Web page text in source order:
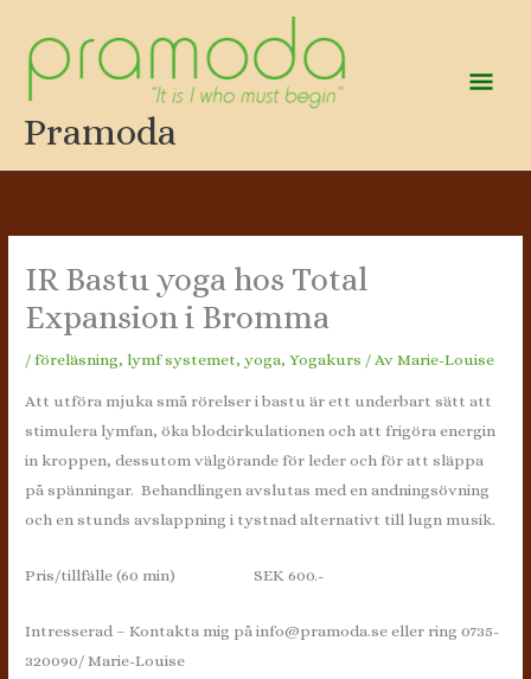
innehåll
Pramoda
IR Bastu yoga hos Total
Expansion i Bromma
/föreläsning, lymf systemet,yoga,Yogakurs / AvMarie-Louise
Att utföra mjuka små rörelser i bastu är ett underbart sätt att
stimulera lymfan, öka blodcirkulationen och att frigöra energin
in kroppen, dessutom välgörande för leder och för att släppa
på spänningar. Behandlingen avslutas med en andningsövning
och en stunds avslappning i tystnad alternativt till lugn musik.
Pris/tillfälle (60 min) SEK 600.-
Intresserad – Kontakta mig på info@pramoda.se eller ring 0735-
320090/ Marie-Louise